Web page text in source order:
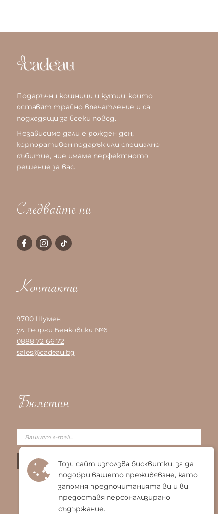
Подаръчни кошници и кутии, които
оставят трайно впечатление и са
подходящи за всеки повод.
Независимо дали е рожден ден,
корпоративен подарък или специално
събитие, ние имаме перфектното
решение за вас.
Следвайте ни
Контакти
9700 Шумен
ул. Георги Бенковски №6
0888 72 66 72
sales@cadeau.bg
Бюлетин
Този сайт използва бисквитки, за да
подобри вашето преживяване, като
запомня предпочитанията ви и ви
предоставя персонализирано
съдържание.